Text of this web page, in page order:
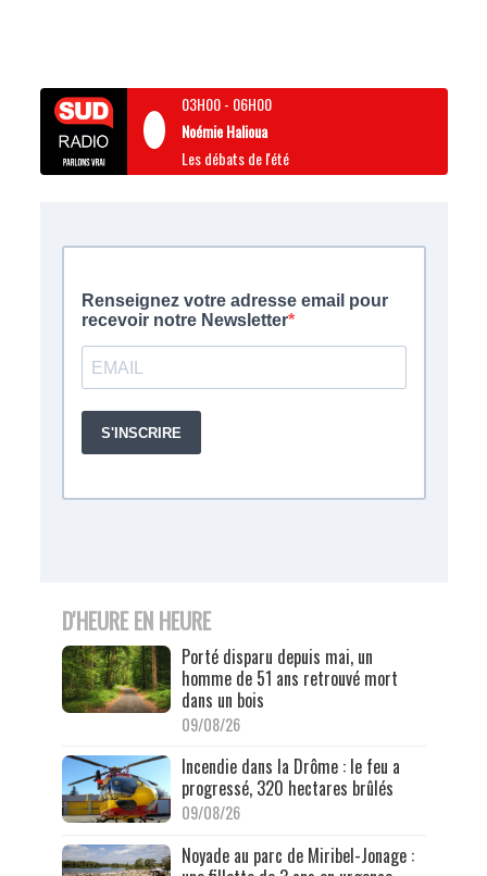
03H00- 06H00
Noémie Halioua
Les débats de l'été
D'HEURE EN HEURE
Porté disparu depuis mai, un
homme de 51 ans retrouvé mort
dans un bois
09/08/26
Incendie dans la Drôme : le feu a
progressé, 320 hectares brûlés
09/08/26
Noyade au parc de Miribel-Jonage :